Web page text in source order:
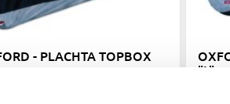
- PLACHTA TOPBOX
"L"